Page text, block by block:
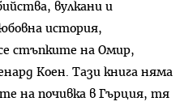
вулкани и
история,
стъпките на Омир,
Коен. Тази книга няма
на почивка в Гърция, тя